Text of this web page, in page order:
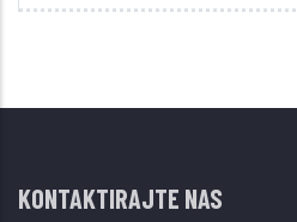
KONTAKTIRAJTE NAS